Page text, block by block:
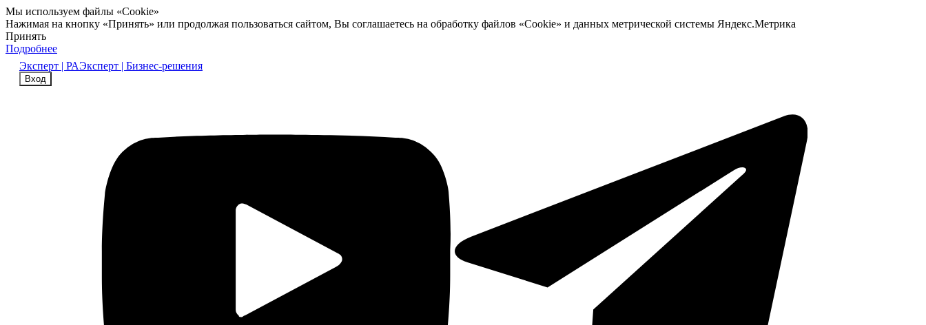
Мы используем файлы «Cookie»
Нажимая на кнопку «Принять» или продолжая пользоваться сайтом, Вы соглашаетесь на обработку файлов «Cookie» и данных метрической системы Яндекс.Метрика
Принять
Подробнее
Эксперт | РАЭксперт | Бизнес-решения
Вход